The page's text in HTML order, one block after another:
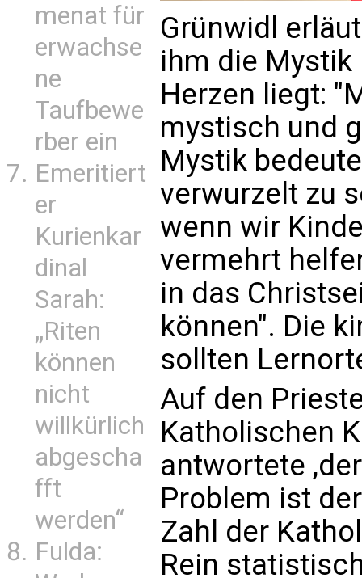
menat für
erwachse
ne
Taufbewe
rber ein
Emeritiert
er
Kurienkar
dinal
Sarah:
„Riten
können
nicht
willkürlich
abgescha
fft
werden“
Fulda:
Grünwidl
ihm die
Herzen liegt:
mystisch und
Mystik
verwurzelt zu
wenn wir
vermehrt
in das
können". Die
sollten
Auf den
Katholischen
antwortete
Problem ist
Zahl der
Rein